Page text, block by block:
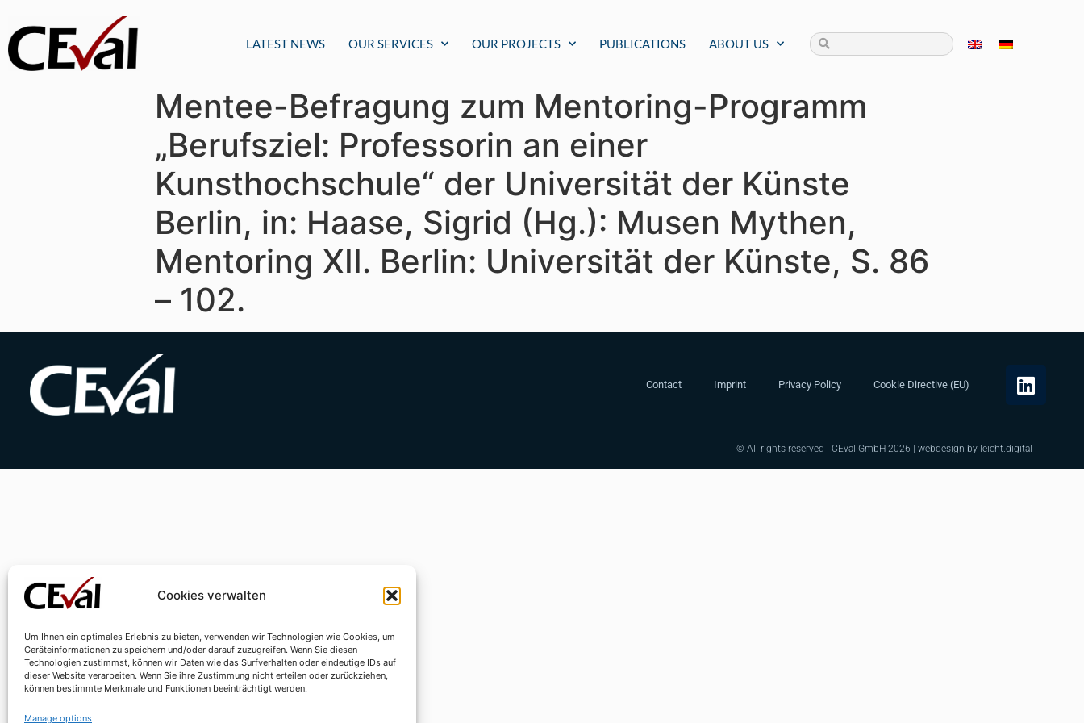
Cookies verwalten
Um Ihnen ein optimales Erlebnis zu bieten, verwenden wir Technologien wie Cookies, um
Geräteinformationen zu speichern und/oder darauf zuzugreifen. Wenn Sie diesen
Technologien zustimmst, können wir Daten wie das Surfverhalten oder eindeutige IDs auf
dieser Website verarbeiten. Wenn Sie ihre Zustimmung nicht erteilen oder zurückziehen,
können bestimmte Merkmale und Funktionen beeinträchtigt werden.
Manage options
LATEST NEWS OUR SERVICES OUR PROJECTS PUBLICATIONS ABOUT US
Mentee-Befragung zum Mentoring-Programm
„Berufsziel: Professorin an einer
Kunsthochschule“ der Universität der Künste
Berlin, in: Haase, Sigrid (Hg.): Musen Mythen,
Mentoring XII. Berlin: Universität der Künste, S. 86
– 102.
Contact Imprint Privacy Policy Cookie Directive (EU)
© All rights reserved - CEval GmbH 2026 | webdesign by leicht.digital